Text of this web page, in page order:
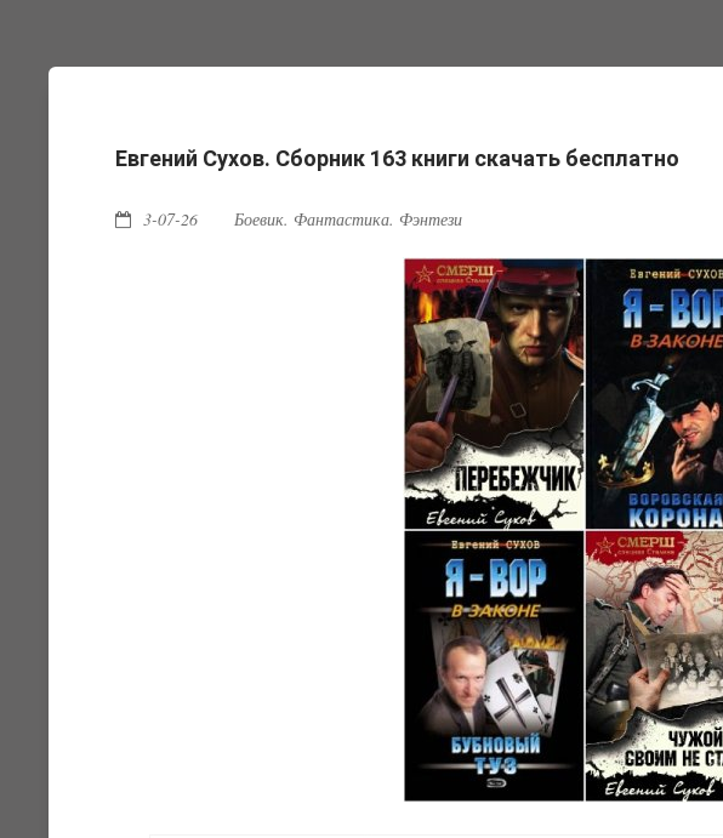
Евгений Сухов. Сборник 163 книги скачать бесплатно
3-07-26 Боевик. Фантастика. Фэнтези